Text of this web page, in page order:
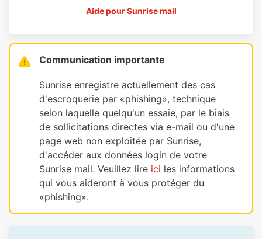
Aide pour Sunrise mail
Communication importante
Sunrise enregistre actuellement des cas
d'escroquerie par «phishing», technique
selon laquelle quelqu'un essaie, par le biais
de sollicitations directes via e-mail ou d'une
page web non exploitée par Sunrise,
d'accéder aux données login de votre
Sunrise mail. Veuillez lire ici les informations
qui vous aideront à vous protéger du
«phishing».